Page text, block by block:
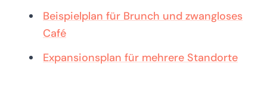
Beispielplan für Brunch und zwangloses
Café
Expansionsplan für mehrere Standorte